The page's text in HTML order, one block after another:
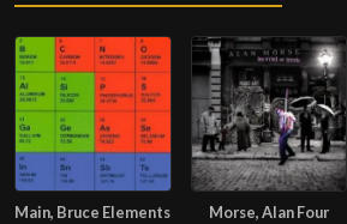
Main, Bruce Elements
Morse, Alan Four